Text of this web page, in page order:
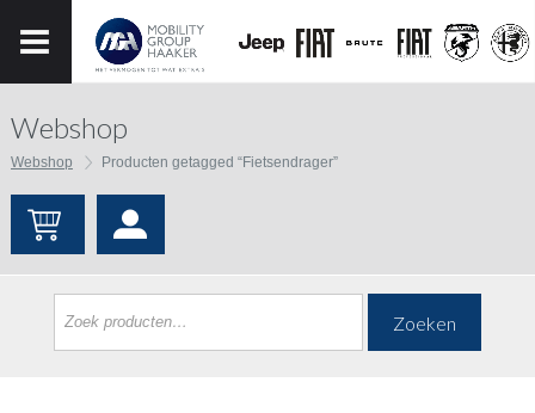
Webshop
Webshop Producten getagged “Fietsendrager”
Zoeken